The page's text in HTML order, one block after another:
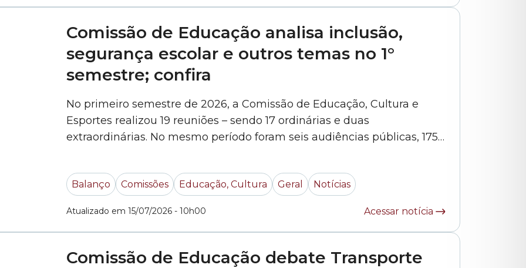
Comissão de Educação analisa inclusão,
segurança escolar e outros temas no 1°
semestre; confira
No primeiro semestre de 2026, a Comissão de Educação, Cultura e
Esportes realizou 19 reuniões – sendo 17 ordinárias e duas
extraordinárias. No mesmo período foram seis audiências públicas, 175
por avaliar propostas sobre o sistema municipal de ensino, além de
serviços, equipamentos e programas... »
Balanço Comissões Educação, Cultura Geral Notícias
Atualizado em 15/07/2026 - 10h00 Acessar notícia
Comissão de Educação debate Transporte